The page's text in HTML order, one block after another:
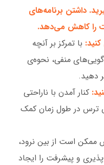
داشتن برنامه‌های
را کاهش می‌دهد.
با تمرکز بر آنچه
منفی، نحوه‌ی
دهید.
کنار آمدن با ناراحتی
ترس در طول زمان کمک
ممکن است از بین نرود،
و پیشرفت را ایجاد